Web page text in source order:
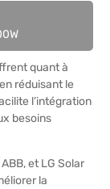
quant à
réduisant le
l’intégration
besoins
et LG Solar
la